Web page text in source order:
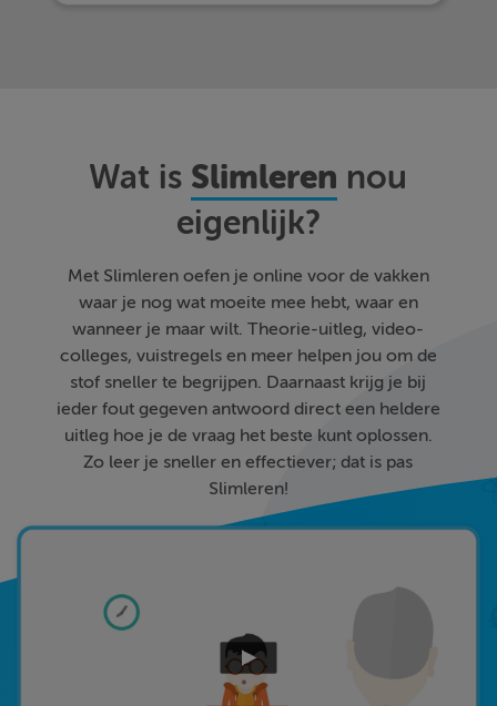
Wat is Slimleren nou
eigenlijk?
Met Slimleren oefen je online voor de vakken
waar je nog wat moeite mee hebt, waar en
wanneer je maar wilt. Theorie-uitleg, video-
colleges, vuistregels en meer helpen jou om de
stof sneller te begrijpen. Daarnaast krijg je bij
ieder fout gegeven antwoord direct een heldere
uitleg hoe je de vraag het beste kunt oplossen.
Zo leer je sneller en effectiever; dat is pas
Slimleren!